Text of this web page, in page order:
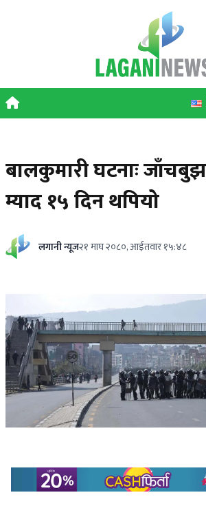
बालकुमारी घटनाः
म्याद १५ दिन थपियो
लगानी न्यूज२१ माघ २०८०, आईतवार १५:४८